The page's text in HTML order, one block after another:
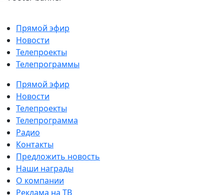
Прямой эфир
Новости
Телепроекты
Телепрограммы
Прямой эфир
Новости
Телепроекты
Телепрограмма
Радио
Контакты
Предложить новость
Наши награды
О компании
Реклама на ТВ